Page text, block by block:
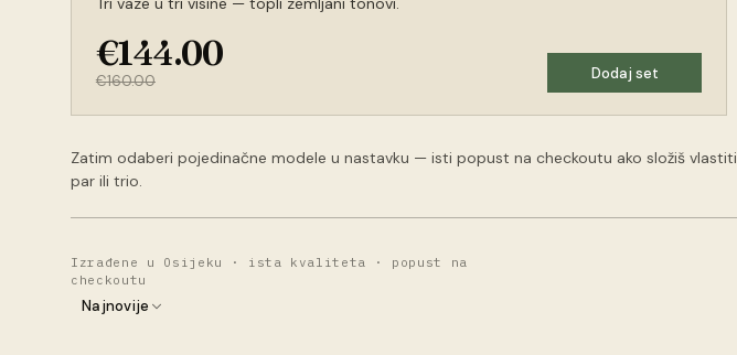
€144.00
€160.00 Dodaj set
Zatim odaberi pojedinačne modele u nastavku — isti popust na checkoutu ako složiš vlastiti
par ili trio.
Izrađene u Osijeku · ista kvaliteta · popust na
checkoutu
Najnovije